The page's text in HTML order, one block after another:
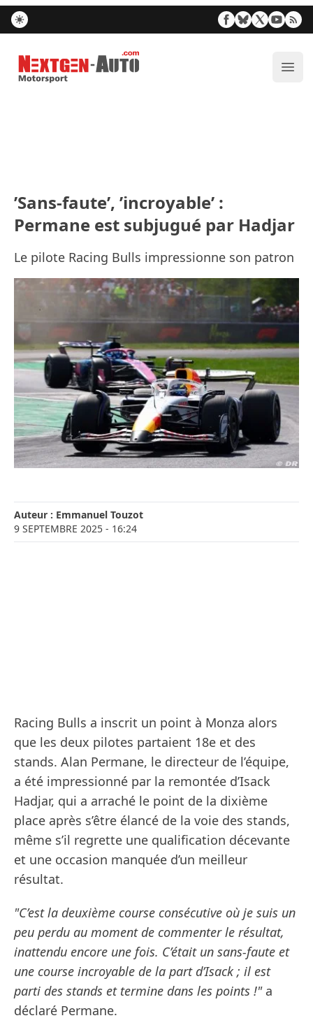
Nextgen-Auto.com
’Sans-faute’, ’incroyable’ :
Permane est subjugué par Hadjar
Le pilote Racing Bulls impressionne son patron
Auteur : Emmanuel Touzot
9 SEPTEMBRE 2025 - 16:24
Racing Bulls a inscrit un point à Monza alors
que les deux pilotes partaient 18e et des
stands. Alan Permane, le directeur de l’équipe,
a été impressionné par la remontée d’Isack
Hadjar, qui a arraché le point de la dixième
place après s’être élancé de la voie des stands,
même s’il regrette une qualification décevante
et une occasion manquée d’un meilleur
résultat.
"C’est la deuxième course consécutive où je suis un
peu perdu au moment de commenter le résultat,
inattendu encore une fois. C’était un sans-faute et
une course incroyable de la part d’Isack ; il est
parti des stands et termine dans les points !"a
déclaré Permane.